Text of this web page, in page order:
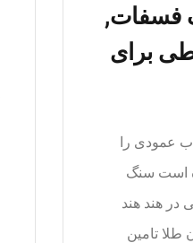
فسفات,
برای
عمودی را
است سنگ
هند هند
تامین